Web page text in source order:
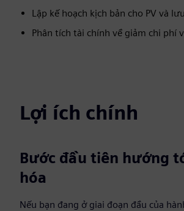
Lập kế hoạch kịch bản cho PV và
Phân tích tài chính về giảm chi phí
Lợi ích chính
Bước đầu tiên hướng
hóa
Nếu bạn đang ở giai đoạn đầu của